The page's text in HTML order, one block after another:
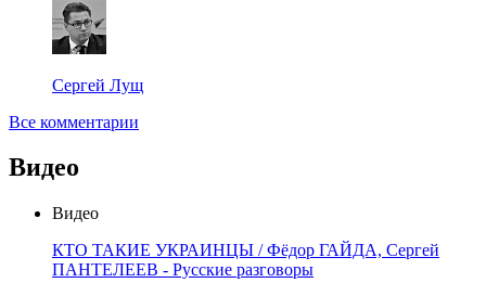
Сергей Лущ
Все комментарии
Видео
Видео
КТО ТАКИЕ УКРАИНЦЫ / Фёдор ГАЙДА, Сергей
ПАНТЕЛЕЕВ - Русские разговоры